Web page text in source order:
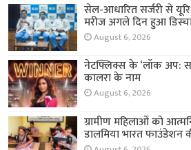
सेल-आधारित सर्जरी से
मरीज अगले दिन हुआ
August 6, 2026
नेटफ्लिक्स के ‘लॉक अप:
कालरा के नाम
August 6, 2026
ग्रामीण महिलाओं को
डालमिया भारत फाउंडेशन